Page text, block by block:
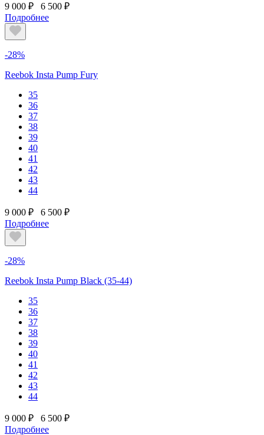
9 000 ₽
6 500 ₽
Подробнее
-28%
Reebok Insta Pump Fury
35
36
37
38
39
40
41
42
43
44
9 000 ₽
6 500 ₽
Подробнее
-28%
Reebok Insta Pump Black (35-44)
35
36
37
38
39
40
41
42
43
44
9 000 ₽
6 500 ₽
Подробнее